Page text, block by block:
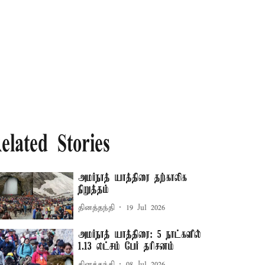
Stories
அமர்நாத் யாத்திரை தற்காலிக
நிறுத்தம்
தினத்தந்தி 19 Jul 2026
அமர்நாத் யாத்திரை: 5 நாட்களில்
1.13 லட்சம் பேர் தரிசனம்